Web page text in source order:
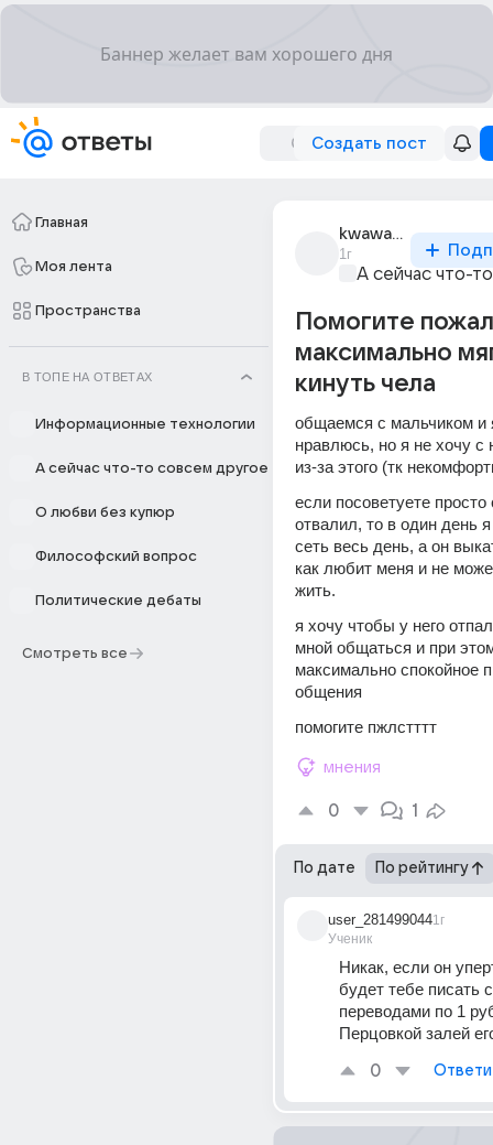
Создать пост
Главная
Моя лента
Пространства
В ТОПЕ НА ОТВЕТАХ
Информационные технологии
А сейчас что-то совсем другое
О любви без купюр
Философский вопрос
Политические дебаты
Смотреть все
kwawaww
1г
А сейчас что-
Помогите
максимально
кинуть чела
общаемся с мальчиком и
нравлюсь, но я не хочу с
из-за этого (тк
если посоветуете просто
отвалил, то в один день
сеть весь день, а он
как любит меня и не
жить.
я хочу чтобы у него
мной общаться и при
максимально спокойное
общения
помогите пжлстттт
мнения
0 1
По дате По рейтингу
user_281499044
Ученик
1г
Никак, если он
будет тебе писать
переводами по 1
Перцовкой залей
0